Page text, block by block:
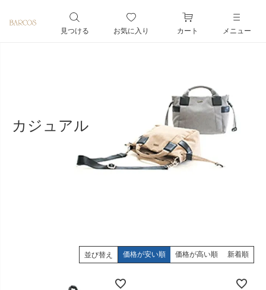
見つける お気に入り カート メニュー
カジュアル
並び替え 価格が安い順 価格が高い順 新着順